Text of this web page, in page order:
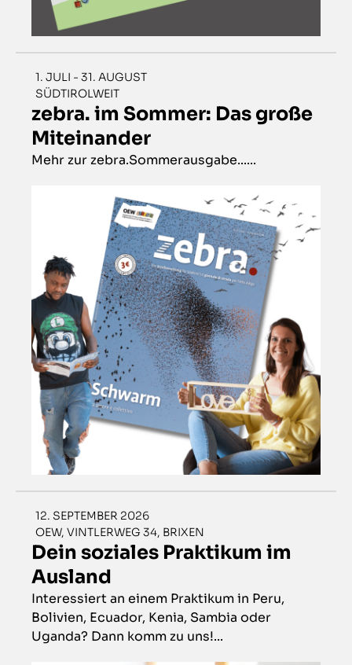
1. JULI - 31. AUGUST
SÜDTIROLWEIT
zebra. im Sommer: Das große
Miteinander
Mehr zur zebra.Sommerausgabe......
12. SEPTEMBER 2026
OEW, VINTLERWEG 34, BRIXEN
Dein soziales Praktikum im
Ausland
Interessiert an einem Praktikum in Peru,
Bolivien, Ecuador, Kenia, Sambia oder
Uganda? Dann komm zu uns!...